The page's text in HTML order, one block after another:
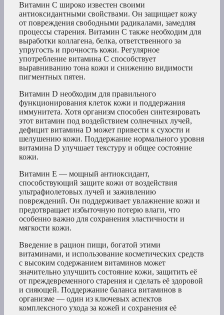
Витамин С широко известен своими
антиоксидантными свойствами. Он защищает кожу
от повреждения свободными радикалами, замедляя
процессы старения. Витамин С также необходим для
выработки коллагена, белка, ответственного за
упругость и прочность кожи. Регулярное
употребление витамина С способствует
выравниванию тона кожи и снижению видимости
пигментных пятен.
Витамин D необходим для правильного
функционирования клеток кожи и поддержания
иммунитета. Хотя организм способен синтезировать
этот витамин под воздействием солнечных лучей,
дефицит витамина D может привести к сухости и
шелушению кожи. Поддержание нормального уровня
витамина D улучшает текстуру и общее состояние
кожи.
Витамин Е — мощный антиоксидант,
способствующий защите кожи от воздействия
ультрафиолетовых лучей и заживлению
повреждений. Он поддерживает увлажнение кожи и
предотвращает избыточную потерю влаги, что
особенно важно для сохранения эластичности и
мягкости кожи.
Введение в рацион пищи, богатой этими
витаминами, и использование косметических средств
с высоким содержанием витаминов может
значительно улучшить состояние кожи, защитить её
от преждевременного старения и сделать её здоровой
и сияющей. Поддержание баланса витаминов в
организме — один из ключевых аспектов
комплексного ухода за кожей и сохранения её